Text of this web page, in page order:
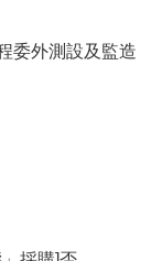
委外測設及監造